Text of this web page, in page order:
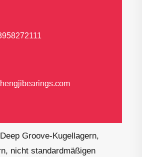
Groove-Kugellagern,
nicht standardmäßigen